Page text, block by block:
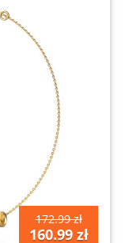
172.99 zł
160.99 zł